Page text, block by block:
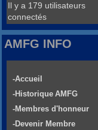
Il y a 179 utilisateurs
connectés
AMFG INFO
-Accueil
-Historique AMFG
-Membres d'honneur
-Devenir Membre